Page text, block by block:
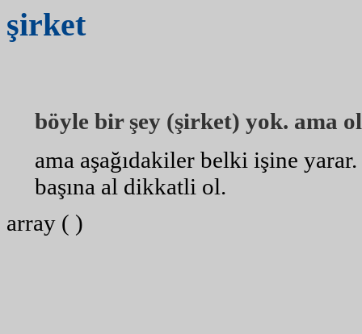
şirket
böyle bir şey (şirket) yok. ama
ama aşağıdakiler belki işine
başına al dikkatli ol.
array ( )